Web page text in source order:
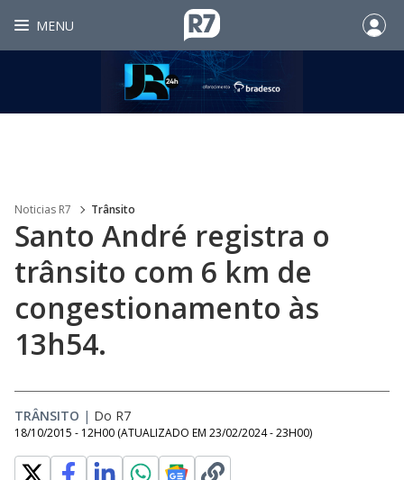
MENU
Noticias R7 Trânsito
Santo André registra o
trânsito com 6 km de
congestionamento às
13h54.
TRÂNSITO | Do R7
18/10/2015 - 12H00 (ATUALIZADO EM 23/02/2024 - 23H00)